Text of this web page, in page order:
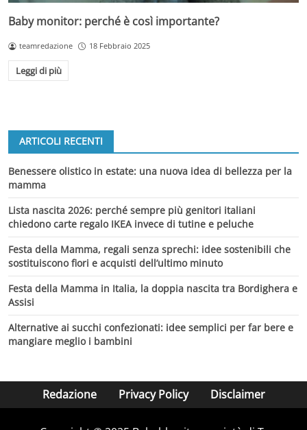
Baby monitor: perché è così importante?
teamredazione 18 Febbraio 2025
Leggi di più
ARTICOLI RECENTI
Benessere olistico in estate: una nuova idea di bellezza per la
mamma
Lista nascita 2026: perché sempre più genitori italiani
chiedono carte regalo IKEA invece di tutine e peluche
Festa della Mamma, regali senza sprechi: idee sostenibili che
sostituiscono fiori e acquisti dell’ultimo minuto
Festa della Mamma in Italia, la doppia nascita tra Bordighera e
Assisi
Alternative ai succhi confezionati: idee semplici per far bere e
mangiare meglio i bambini
Redazione Privacy Policy Disclaimer